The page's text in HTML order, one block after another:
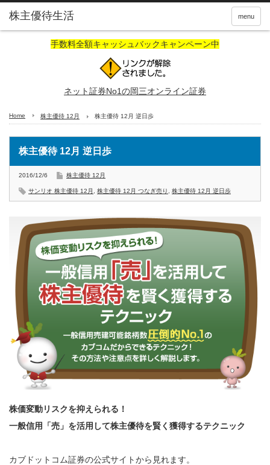
株主優待生活 menu
手数料全額キャッシュバックキャンペーン中
ネット証券No1の岡三オンライン証券
Home 株主優待 12月 株主優待 12月 逆日歩
株主優待 12月 逆日歩
2016/12/6 株主優待 12月
サンリオ 株主優待 12月 株主優待 12月 つなぎ売り 株主優待 12月 逆日歩
株価変動リスクを抑えられる！
一般信用「売」を活用して株主優待を賢く獲得するテクニック
カブドットコム証券の公式サイトから見れます。